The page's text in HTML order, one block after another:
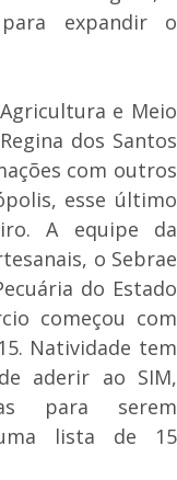
expandir o
e Meio
dos Santos
com outros
esse último
A equipe da
o Sebrae
do Estado
começou com
Natividade tem
aderir ao SIM,
para serem
lista de 15